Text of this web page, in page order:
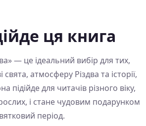
ця книга
— це ідеальний вибір для тих,
атмосферу Різдва та історії,
підійде для читачів різного віку,
і стане чудовим подарунком
період.